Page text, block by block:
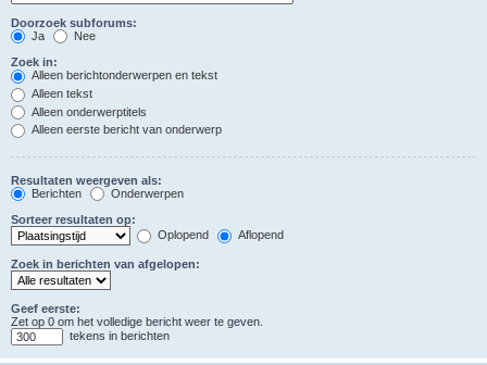
Doorzoek subforums:
Ja
Nee
Zoek in:
Alleen berichtonderwerpen en tekst
Alleen tekst
Alleen onderwerptitels
Alleen eerste bericht van onderwerp
Resultaten weergeven als:
Berichten
Onderwerpen
Sorteer resultaten op:
Oplopend
Aflopend
Zoek in berichten van afgelopen:
Geef eerste:
Zet op 0 om het volledige bericht weer te geven.
tekens in berichten